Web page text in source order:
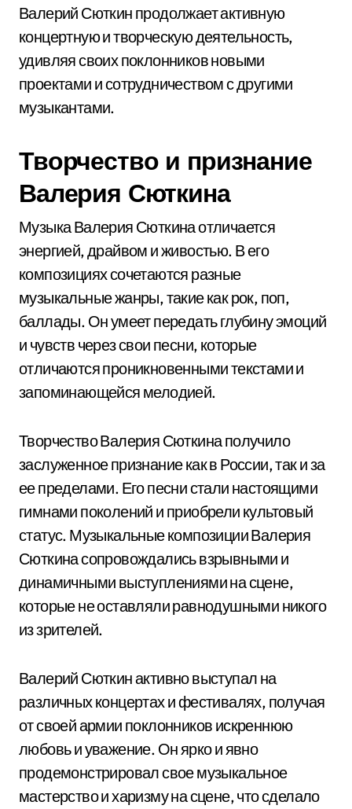
Валерий Сюткин продолжает активную
концертную и творческую деятельность,
удивляя своих поклонников новыми
проектами и сотрудничеством с другими
музыкантами.
Творчество и признание
Валерия Сюткина
Музыка Валерия Сюткина отличается
энергией, драйвом и живостью. В его
композициях сочетаются разные
музыкальные жанры, такие как рок, поп,
баллады. Он умеет передать глубину эмоций
и чувств через свои песни, которые
отличаются проникновенными текстами и
запоминающейся мелодией.
Творчество Валерия Сюткина получило
заслуженное признание как в России, так и за
ее пределами. Его песни стали настоящими
гимнами поколений и приобрели культовый
статус. Музыкальные композиции Валерия
Сюткина сопровождались взрывными и
динамичными выступлениями на сцене,
которые не оставляли равнодушными никого
из зрителей.
Валерий Сюткин активно выступал на
различных концертах и фестивалях, получая
от своей армии поклонников искреннюю
любовь и уважение. Он ярко и явно
продемонстрировал свое музыкальное
мастерство и харизму на сцене, что сделало